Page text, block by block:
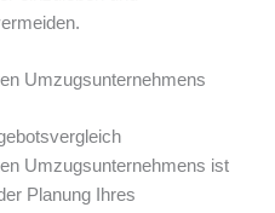
Umzugsunternehmens
Umzugsunternehmens ist
Planung Ihres